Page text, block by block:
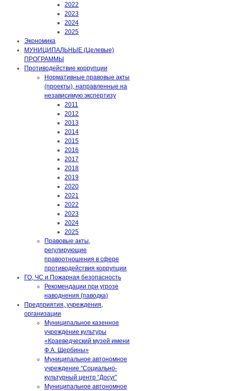
2022
2023
2024
2025
Экономика
МУНИЦИПАЛЬНЫЕ (Целевые)
ПРОГРАММЫ
Противодействие коррупции
Нормативные правовые акты
(проекты), направленные на
независимую экспертизу
2011
2012
2013
2014
2015
2016
2017
2018
2019
2020
2021
2022
2023
2024
2025
Правовые акты,
регулирующие
правоотношения в сфере
противодействия коррупции
ГО, ЧС и Пожарная безопасность
Рекомендации при угрозе
наводнения (паводка)
Предприятия, учреждения,
организации
Муниципальное казенное
учреждение культуры
«Краеведческий музей имени
Ф.А. Щербины»
Муниципальное автономное
учреждение “Социально-
культурный центр “Досуг”
Муниципальное автономное